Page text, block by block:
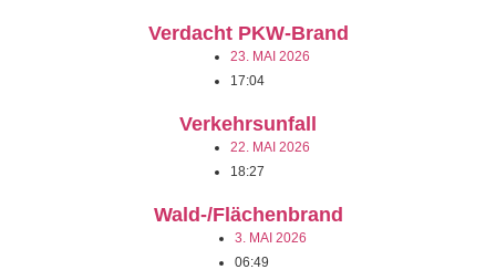
Verdacht PKW-Brand
23. MAI 2026
17:04
Verkehrsunfall
22. MAI 2026
18:27
Wald-/Flächenbrand
3. MAI 2026
06:49